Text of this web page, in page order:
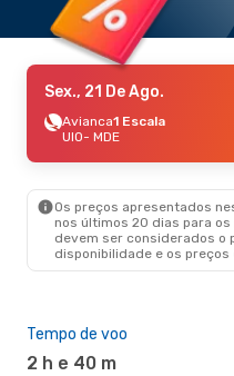
Sex., 21 De Ago.
Avianca1 Escala
UIO- MDE
Os preços apresentados
nos últimos 20 dias para
devem ser considerados o
disponibilidade e os
Tempo de voo
2 h e 40 m